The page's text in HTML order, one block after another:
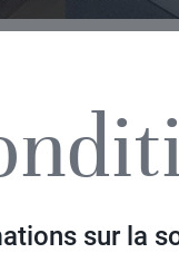
sur la